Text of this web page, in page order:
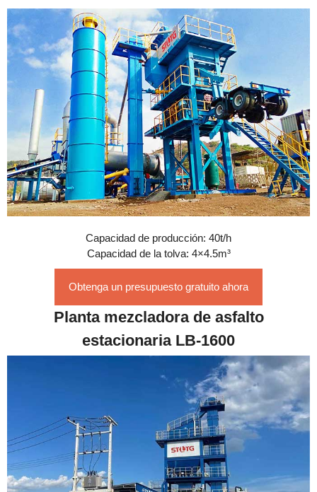
Capacidad de producción: 40t/h
Capacidad de la tolva: 4×4.5m³
Obtenga un presupuesto gratuito ahora
Planta mezcladora de asfalto
estacionaria LB-1600